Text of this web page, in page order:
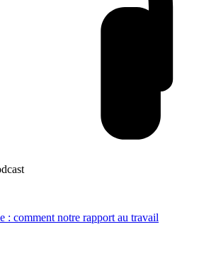
: comment notre rapport au travail